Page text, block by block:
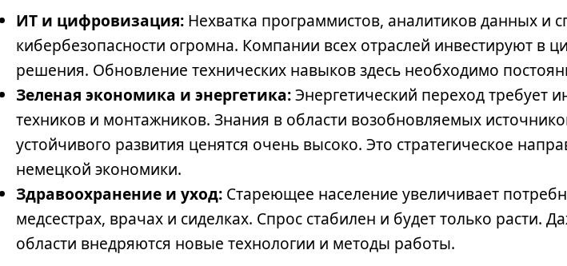
ИТ и цифровизация: Нехватка программистов, аналитиков данных и
кибербезопасности огромна. Компании всех отраслей инвестируют в
решения. Обновление технических навыков здесь необходимо
Зеленая экономика и энергетика:Энергетический переход требует
техников и монтажников. Знания в области возобновляемых
устойчивого развития ценятся очень высоко. Это стратегическое
немецкой экономики.
Здравоохранение и уход: Стареющее население увеличивает
медсестрах, врачах и сиделках. Спрос стабилен и будет только расти.
области внедряются новые технологии и методы работы.